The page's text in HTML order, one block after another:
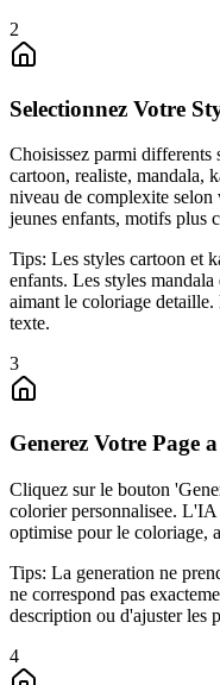
2
Selectionnez Votre
Choisissez parmi differents
cartoon, realiste, mandala,
niveau de complexite
jeunes enfants, motifs plus
Tips: Les styles cartoon et
enfants. Les styles
aimant le coloriage detaille.
texte.
3
Generez Votre Page
Cliquez sur le bouton
colorier personnalisee.
optimise pour le coloriage,
Tips: La generation ne
ne correspond pas
description ou d'ajuster les
4